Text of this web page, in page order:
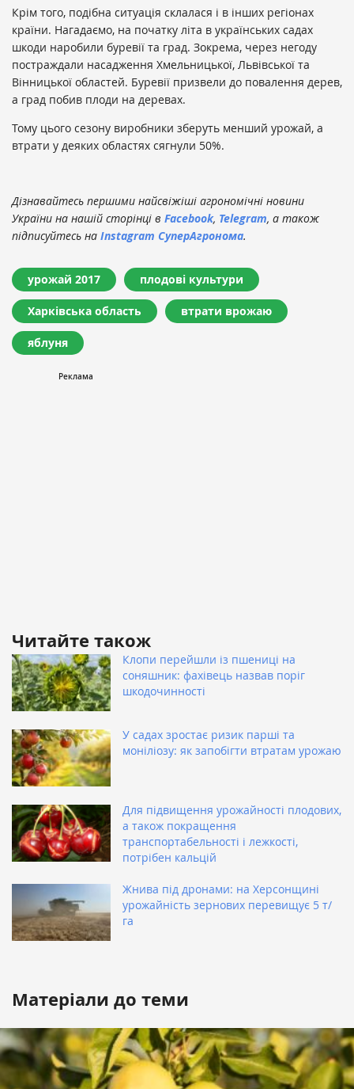
Крім того, подібна ситуація склалася і в інших регіонах
країни. Нагадаємо, на початку літа в українських садах
шкоди наробили буревії та град. Зокрема, через негоду
постраждали насадження Хмельницької, Львівської та
Вінницької областей. Буревії призвели до повалення дерев,
а град побив плоди на деревах.
Тому цього сезону виробники зберуть менший урожай, а
втрати у деяких областях сягнули 50%.
Дізнавайтесь першими найсвіжіші агрономічні новини
України на нашій сторінці в Facebook, Telegram, а також
підписуйтесь на Instagram СуперАгронома.
урожай 2017 плодові культури
Харківська область втрати врожаю
яблуня
Читайте також
Клопи перейшли із пшениці на
соняшник: фахівець назвав поріг
шкодочинності
У садах зростає ризик парші та
моніліозу: як запобігти втратам урожаю
Для підвищення урожайності плодових,
а також покращення
транспортабельності і лежкості,
потрібен кальцій
Жнива під дронами: на Херсонщині
урожайність зернових перевищує 5 т/
га
Матеріали до теми